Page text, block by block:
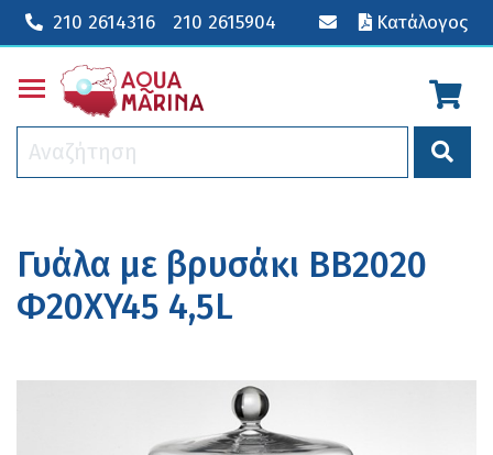
210 2614316 210 2615904 Κατάλογος
Toggle main menu visibility
Γυάλα με βρυσάκι ΒΒ2020
Φ20XY45 4,5L